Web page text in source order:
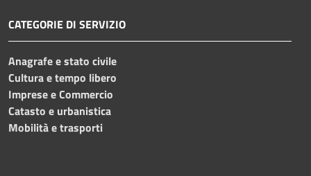
CATEGORIE DI SERVIZIO
Anagrafe e stato civile
Cultura e tempo libero
Imprese e Commercio
Catasto e urbanistica
Mobilità e trasporti